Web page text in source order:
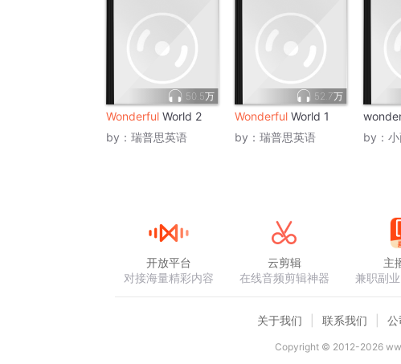
50.5万
Wonderful World 2
by： 瑞普思英语
52.7万
Wonderful World 1
by： 瑞普思英语
by：
开放平台
对接海量精彩内容
云剪辑
在线音频剪辑神器
主
兼职副
关于我们 联系我们 公
Copyright © 2012-2026